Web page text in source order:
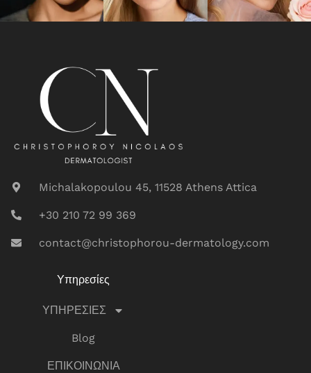
Michalakopoulou 45, 11528 Athens Attica
+30 210 72 99 369
contact@christophorou-dermatology.com
Υπηρεσίες
ΥΠΗΡΕΣΙΕΣ
Blog
ΕΠΙΚΟΙΝΩΝΙΑ